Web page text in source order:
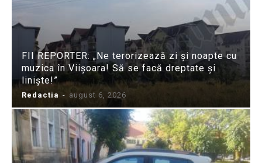
FII REPORTER: „Ne terorizează zi și noapte cu
muzica în Viișoara! Să se facă dreptate și
liniște!”
Redactia - august 6, 2026